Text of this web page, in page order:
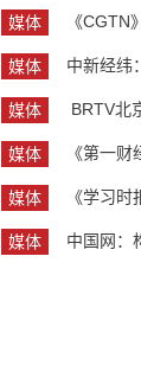
媒体
媒体
媒体
媒体
媒体
媒体